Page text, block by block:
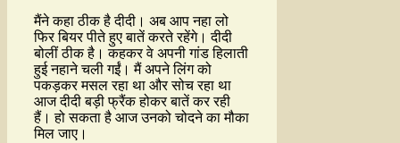
मैंने कहा ठीक है दीदी। अब आप नहा लो
फिर बियर पीते हुए बातें करते रहेंगे। दीदी
बोलीं ठीक है। कहकर वे अपनी गांड हिलाती
हुई नहाने चली गईं। मैं अपने लिंग को
पकड़कर मसल रहा था और सोच रहा था
आज दीदी बड़ी फ्रैंक होकर बातें कर रही
हैं। हो सकता है आज उनको चोदने का मौका
मिल जाए।